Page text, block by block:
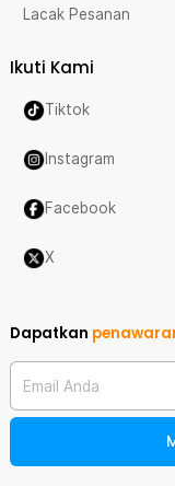
Lacak Pesanan
Ikuti Kami
Tiktok
Instagram
Facebook
X
Dapatkan
Email Anda